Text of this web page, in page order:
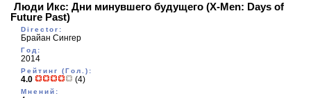
Люди Икс: Дни минувшего будущего (X-Men: Days of
Future Past)
Director:
Брайан Сингер
Год:
2014
Рейтинг (Гол.):
4.0 (4)
Мнений: